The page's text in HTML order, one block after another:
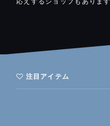
注目アイテム